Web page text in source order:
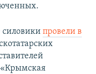
силовики провели в